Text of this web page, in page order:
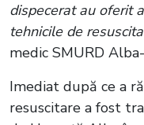
dispecerat au oferit
tehnicile de
medic SMURD
Imediat după ce a
resuscitare a fost